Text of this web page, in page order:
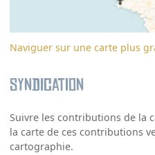
Naviguer sur une carte plus
Syndication
Suivre les contributions de la
la carte de ces contributions
cartographie.